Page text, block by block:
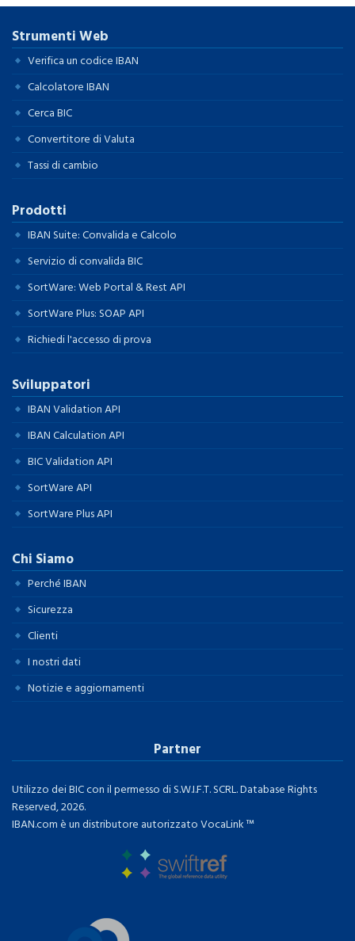
Strumenti Web
Verifica un codice IBAN
Calcolatore IBAN
Cerca BIC
Convertitore di Valuta
Tassi di cambio
Prodotti
IBAN Suite: Convalida e Calcolo
Servizio di convalida BIC
SortWare: Web Portal & Rest API
SortWare Plus: SOAP API
Richiedi l'accesso di prova
Sviluppatori
IBAN Validation API
IBAN Calculation API
BIC Validation API
SortWare API
SortWare Plus API
Chi Siamo
Perché IBAN
Sicurezza
Clienti
I nostri dati
Notizie e aggiornamenti
Partner
Utilizzo dei BIC con il permesso di S.W.I.F.T. SCRL. Database Rights
Reserved, 2026.
IBAN.com è un distributore autorizzato VocaLink ™